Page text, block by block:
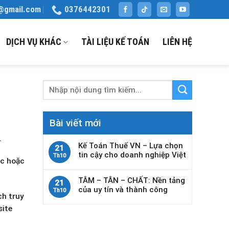
0376442301
DỊCH VỤ KHÁC TÀI LIỆU KẾ TOÁN LIÊN HỆ
hoặc
truy
Bài viết mới
21
Th10
Kế Toán Thuế VN – Lựa chọn
tin cậy cho doanh nghiệp Việt
21
Th10
TÂM – TÂN – CHẤT: Nền tảng
của uy tín và thành công